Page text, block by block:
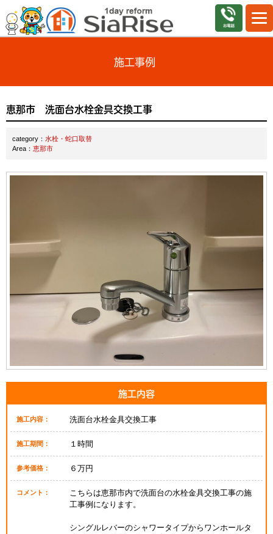
施工事例
恵那市 洗面台水栓金具交換工事
category： 水栓・蛇口取替
Area： 恵那市
施工内容
施工内容： 洗面台水栓金具交換工事
施工期間： １時間
参考価格： ６万円
コメント：
こちらは恵那市内で洗面台の水栓金具交換工事の施
工事例になります。
シングルレバーのシャワータイプからワンホールタ